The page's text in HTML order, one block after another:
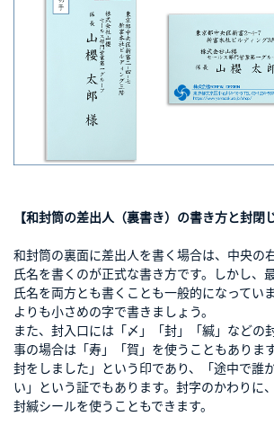
【和封筒の差出人（裏書き）の書き方と封閉
和封筒の裏面に差出人を書く場合は、中央の
氏名を書くのが正式な書き方です。しかし、
氏名を両方とも書くことも一般的になってい
よりも小さめの字で書きましょう。
また、封入口には「〆」「封」「緘」などの
事の場合は「寿」「賀」を使うこともありま
封をしました」という印であり、「途中で誰
い」という証でもあります。封字のかわりに
封緘シールを使うこともできます。